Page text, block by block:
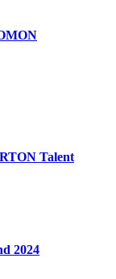
Talent
2024